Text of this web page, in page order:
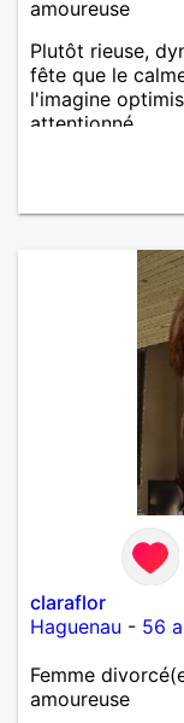
amoureuse
Plutôt rieuse,
fête que le
l'imagine
attentionné.
claraflor
Haguenau - 56
Femme
amoureuse